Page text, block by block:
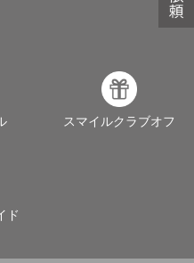
スマイルクラブオフ
ド